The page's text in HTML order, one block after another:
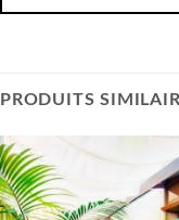
PRODUITS